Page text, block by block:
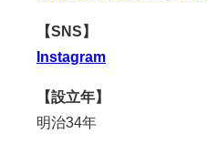
【SNS】
Instagram
【設立年】
明治34年